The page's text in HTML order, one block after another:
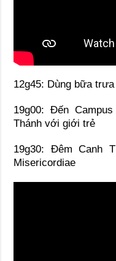
12g45: Dùng bữa
19g00: Đến
Thánh với giới trẻ
19g30: Đêm Canh
Misericordiae